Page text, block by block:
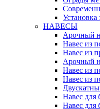
Установка
НАВЕСЫ
Арочный
Навес из
Навес из
Арочный
Навес из
Навес из
Навес для
Навес для